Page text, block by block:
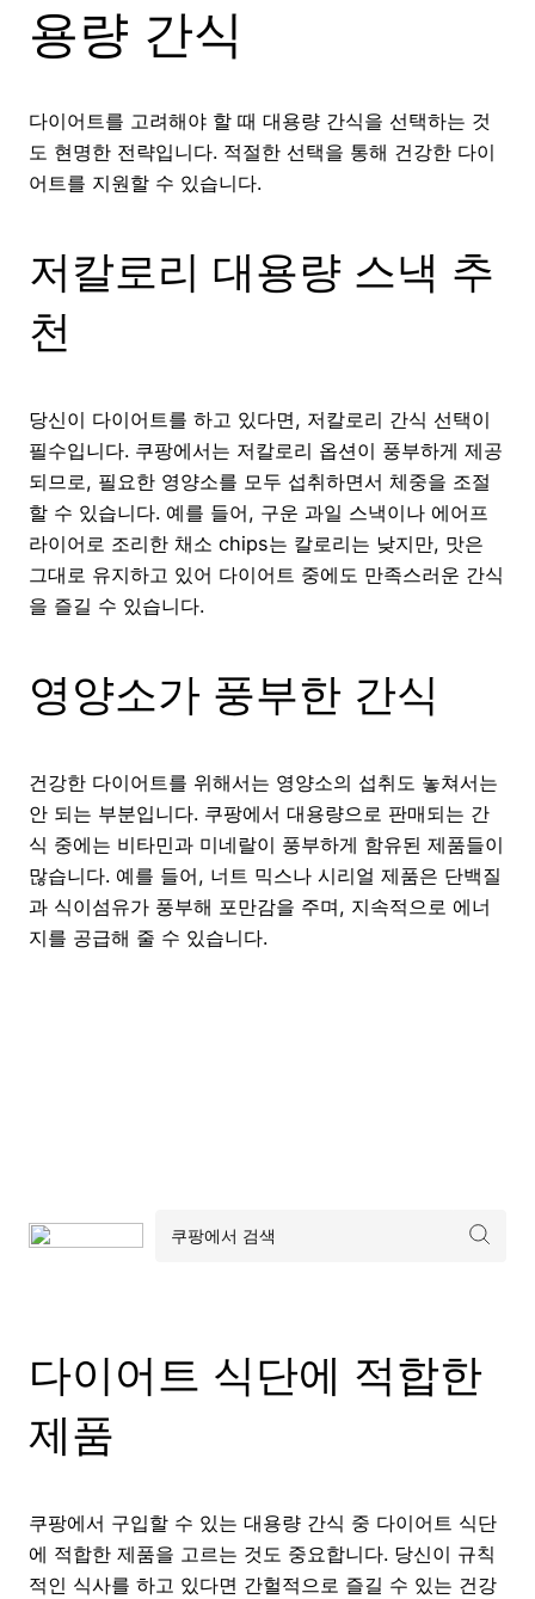
용량 간식
다이어트를 고려해야 할 때 대용량 간식을 선택하는 것
도 현명한 전략입니다. 적절한 선택을 통해 건강한 다이
어트를 지원할 수 있습니다.
저칼로리 대용량 스낵 추
천
당신이 다이어트를 하고 있다면, 저칼로리 간식 선택이
필수입니다. 쿠팡에서는 저칼로리 옵션이 풍부하게 제공
되므로, 필요한 영양소를 모두 섭취하면서 체중을 조절
할 수 있습니다. 예를 들어, 구운 과일 스낵이나 에어프
라이어로 조리한 채소 chips는 칼로리는 낮지만, 맛은
그대로 유지하고 있어 다이어트 중에도 만족스러운 간식
을 즐길 수 있습니다.
영양소가 풍부한 간식
건강한 다이어트를 위해서는 영양소의 섭취도 놓쳐서는
안 되는 부분입니다. 쿠팡에서 대용량으로 판매되는 간
식 중에는 비타민과 미네랄이 풍부하게 함유된 제품들이
많습니다. 예를 들어, 너트 믹스나 시리얼 제품은 단백질
과 식이섬유가 풍부해 포만감을 주며, 지속적으로 에너
지를 공급해 줄 수 있습니다.
다이어트 식단에 적합한
제품
쿠팡에서 구입할 수 있는 대용량 간식 중 다이어트 식단
에 적합한 제품을 고르는 것도 중요합니다. 당신이 규칙
적인 식사를 하고 있다면 간헐적으로 즐길 수 있는 건강